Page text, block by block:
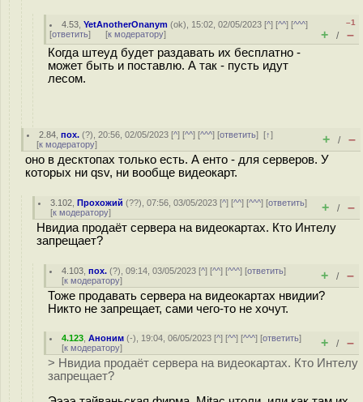
4.53 ,YetAnotherOnanym (ok), 15:02, 02/05/2023 [^] [^^] [^^^]
[ответить] [к модератору]
–1
+ / –
Когда штеуд будет раздавать их бесплатно -
может быть и поставлю. А так - пусть идут
лесом.
2.84 ,пох. (?), 20:56, 02/05/2023 [^] [^^] [^^^] [ответить][↑]
[к модератору] + / –
оно в десктопах только есть. А енто - для серверов. У
которых ни qsv, ни вообще видеокарт.
3.102 ,Прохожий (??), 07:56, 03/05/2023 [^] [^^] [^^^] [ответить]
[к модератору] + / –
Нвидиа продаёт сервера на видеокартах. Кто Интелу
запрещает?
4.103 ,пох. (?), 09:14, 03/05/2023 [^] [^^] [^^^] [ответить]
[к модератору] + / –
Тоже продавать сервера на видеокартах нвидии?
Никто не запрещает, сами чего-то не хочут.
4.123 ,Аноним (-), 19:04, 06/05/2023 [^] [^^] [^^^] [ответить]
[к модератору] + / –
> Нвидиа продаёт сервера на видеокартах. Кто Интелу
запрещает?